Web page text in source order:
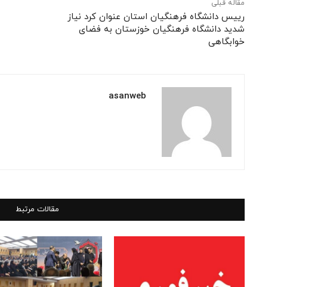
مقاله قبلی
رییس دانشگاه فرهنگیان استان عنوان کرد نیاز
شدید دانشگاه فرهنگیان ‌خوزستان‌ به فضای
خوابگاهی
asanweb
مقالات مرتبط